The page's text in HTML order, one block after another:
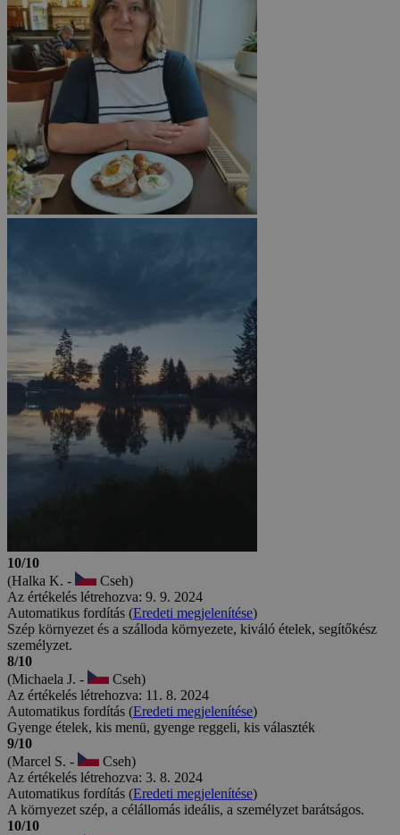
10/10
(Halka K. -
Cseh)
Az értékelés létrehozva: 9. 9. 2024
Automatikus fordítás (Eredeti megjelenítése)
Szép környezet és a szálloda környezete, kiváló ételek, segítőkész
személyzet.
8/10
(Michaela J. -
Cseh)
Az értékelés létrehozva: 11. 8. 2024
Automatikus fordítás (Eredeti megjelenítése)
Gyenge ételek, kis menü, gyenge reggeli, kis választék
9/10
(Marcel S. -
Cseh)
Az értékelés létrehozva: 3. 8. 2024
Automatikus fordítás (Eredeti megjelenítése)
A környezet szép, a célállomás ideális, a személyzet barátságos.
10/10